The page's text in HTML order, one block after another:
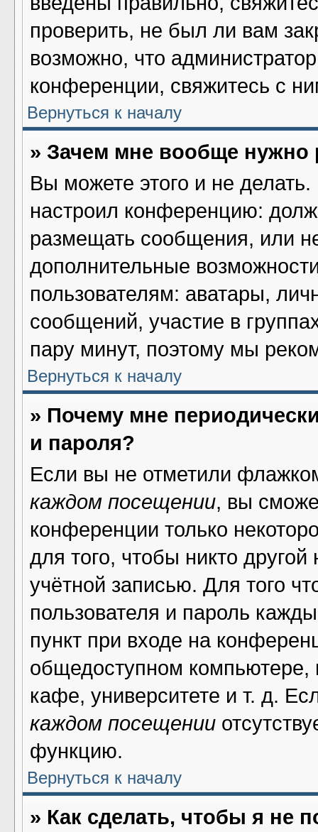
проверить, не был ли вам
возможно, что
конференции, свяжитесь с
Вернуться к началу
» Зачем мне вообще нужно
Вы можете этого и не делать.
настроил конференцию:
размещать сообщения, или
дополнительные
пользователям: аватары,
сообщений, участие в
пару минут, поэтому мы
Вернуться к началу
» Почему мне
и пароля?
Если вы не отметили
каждом посещении, вы
конференции только
для того, чтобы никто
учётной записью. Для того
пользователя и пароль
пункт при входе на
общедоступном компьютере,
кафе, университете и т. д.
каждом посещении
функцию.
Вернуться к началу
» Как сделать, чтобы я не